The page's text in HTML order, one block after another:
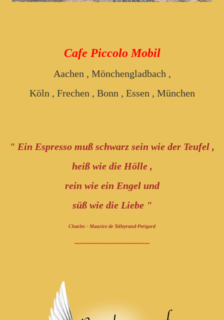
Cafe Piccolo Mobil
Aachen , Mönchengladbach ,
Köln , Frechen , Bonn , Essen , München
" Ein Espresso muß schwarz sein wie der Teufel ,
heiß wie die Hölle ,
rein wie ein Engel und
süß wie die Liebe "
Charles - Maurice de Telleyrand-Perigord
------------------------------